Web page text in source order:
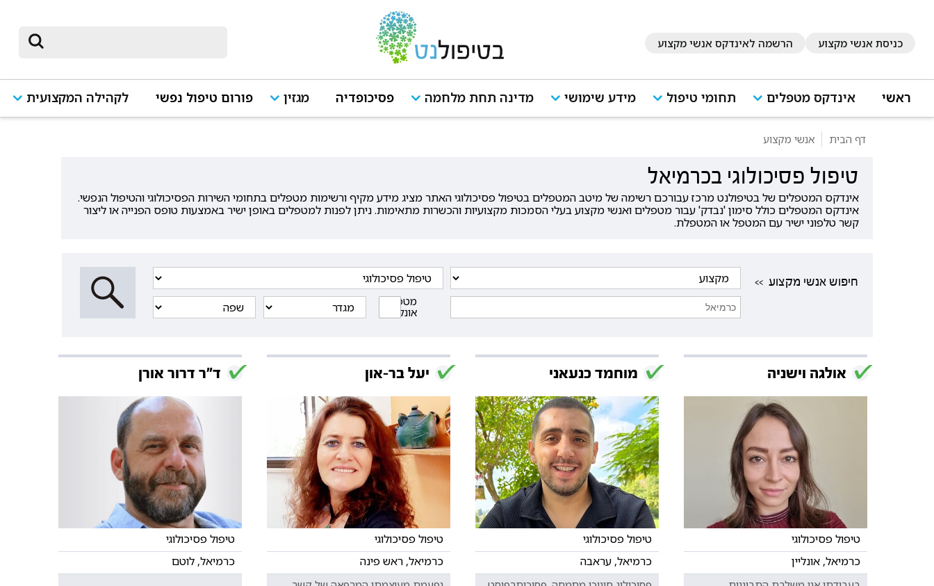
כניסת אנשי מקצוע הרשמה לאינדקס אנשי מקצוע
ראשי אינדקס מטפלים תחומי טיפול מידע שימושי מדינה תחת מלחמה פסיכופדיה מגזין פורום טיפול נפשי לקהילה המקצועית
דף הבית אנשי מקצוע
טיפול פסיכולוגי בכרמיאל
אינדקס המטפלים של בטיפולנט מרכז עבורכם רשימה של מיטב המטפלים בטיפול פסיכולוגי האתר מציג מידע מקיף ורשימות מטפלים בתחומי השירות הפסיכולוגי והטיפול הנפשי.
אינדקס המטפלים כולל סימון 'נבדק' עבור מטפלים ואנשי מקצוע בעלי הסמכות מקצועיות והכשרות מתאימות. ניתן לפנות למטפלים באופן ישיר באמצעות טופס הפנייה או ליצור
קשר טלפוני ישיר עם המטפל או המטפלת.
<< חיפוש אנשי מקצוע
מטפלים
אונליין
אולגה וישניה
טיפול פסיכולוגי
כרמיאל, אונליין
מוחמד כנעאני
טיפול פסיכולוגי
כרמיאל, עראבה
יעל בר-און
טיפול פסיכולוגי
כרמיאל, ראש פינה
ד"ר דרור אורן
טיפול פסיכולוגי
כרמיאל, לוטם